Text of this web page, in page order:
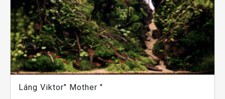
Láng Viktor" Mother "